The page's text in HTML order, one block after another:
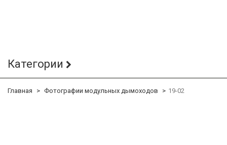
Категории
Главная Фотографии модульных дымоходов 19-02